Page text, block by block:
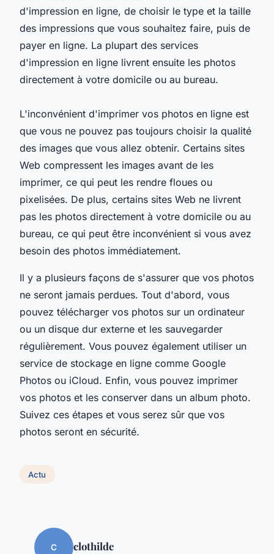
d'impression en ligne, de choisir le type et la taille
des impressions que vous souhaitez faire, puis de
payer en ligne. La plupart des services
d'impression en ligne livrent ensuite les photos
directement à votre domicile ou au bureau.
L'inconvénient d'imprimer vos photos en ligne est
que vous ne pouvez pas toujours choisir la qualité
des images que vous allez obtenir. Certains sites
Web compressent les images avant de les
imprimer, ce qui peut les rendre floues ou
pixelisées. De plus, certains sites Web ne livrent
pas les photos directement à votre domicile ou au
bureau, ce qui peut être inconvénient si vous avez
besoin des photos immédiatement.
Il y a plusieurs façons de s'assurer que vos photos
ne seront jamais perdues. Tout d'abord, vous
pouvez télécharger vos photos sur un ordinateur
ou un disque dur externe et les sauvegarder
régulièrement. Vous pouvez également utiliser un
service de stockage en ligne comme Google
Photos ou iCloud. Enfin, vous pouvez imprimer
vos photos et les conserver dans un album photo.
Suivez ces étapes et vous serez sûr que vos
photos seront en sécurité.
Actu
C clothilde